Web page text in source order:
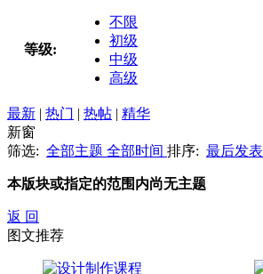
等级:
不限
初级
中级
高级
最新 | 热门 | 热帖 | 精华
新窗
筛选: 全部主题 全部时间 排序: 最后发表
本版块或指定的范围内尚无主题
返 回
图文推荐